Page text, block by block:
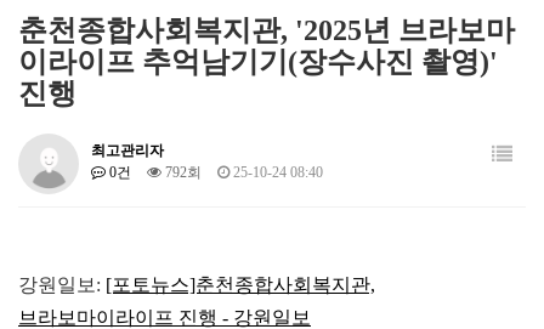
춘천종합사회복지관, '2025년 브라보마
이라이프 추억남기기(장수사진 촬영)'
진행
최고관리자
0건
792회 25-10-24 08:40
강원일보: [포토뉴스]춘천종합사회복지관,
브라보마이라이프 진행 - 강원일보